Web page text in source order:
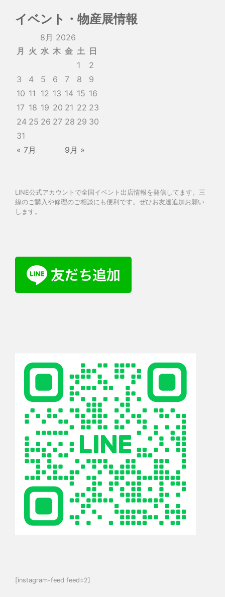
イベント・物産展情報
8月 2026
月
火 水 木 金 土 日
1
2
3
4 5 6 7 8
9
10 11 12 13 14 15 16
17 18 19 20 21 22 23
24 25 26 27 28 29 30
31
« 7月
9月 »
LINE公式アカウントで全国イベント出店情報を発信してます。三
線のご購入や修理のご相談にも便利です。ぜひお友達追加お願い
します。
[instagram-feed feed=2]